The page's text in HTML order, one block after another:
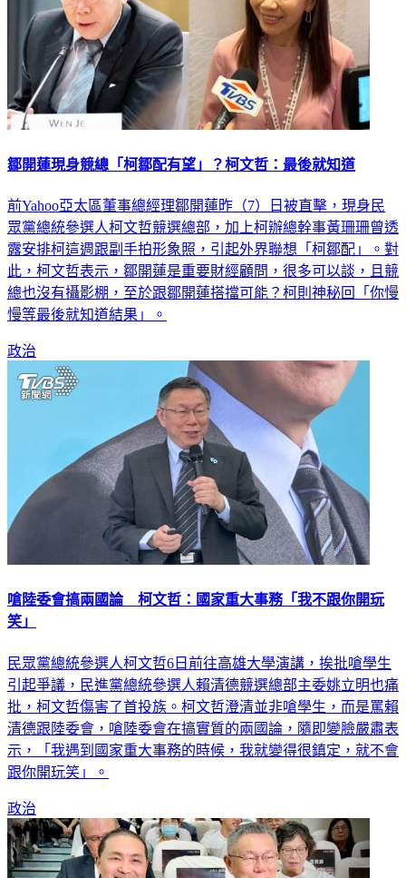
鄒開蓮現身競總「柯鄒配有望」？柯文哲：最後就知道
前Yahoo亞太區董事總經理鄒開蓮昨（7）日被直擊，現身民
眾黨總統參選人柯文哲競選總部，加上柯辦總幹事黃珊珊曾透
露安排柯這週跟副手拍形象照，引起外界聯想「柯鄒配」。對
此，柯文哲表示，鄒開蓮是重要財經顧問，很多可以談，且競
總也沒有攝影棚，至於跟鄒開蓮搭擋可能？柯則神秘回「你慢
慢等最後就知道結果」。
政治
嗆陸委會搞兩國論 柯文哲：國家重大事務「我不跟你開玩
笑」
民眾黨總統參選人柯文哲6日前往高雄大學演講，挨批嗆學生
引起爭議，民進黨總統參選人賴清德競選總部主委姚立明也痛
批，柯文哲傷害了首投族。柯文哲澄清並非嗆學生，而是罵賴
清德跟陸委會，嗆陸委會在搞實質的兩國論，隨即變臉嚴肅表
示，「我遇到國家重大事務的時候，我就變得很鎮定，就不會
跟你開玩笑」。
政治